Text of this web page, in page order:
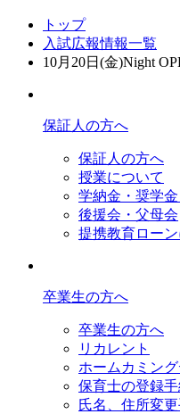
トップ
入試広報情報一覧
10月20日(金)Night
保証人の方へ
保証人の方へ
授業について
学納金・奨学
後援会・父母会
提携教育ロー
卒業生の方へ
卒業生の方へ
リカレント
ホームカミン
保育士の登録
氏名、住所変更